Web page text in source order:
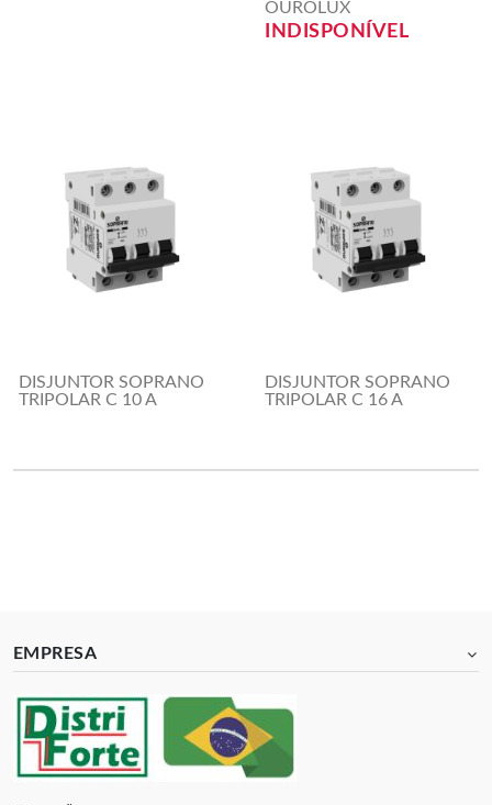
OUROLUX
INDISPONÍVEL
DISJUNTOR SOPRANO
TRIPOLAR C 10 A
DISJUNTOR SOPRANO
TRIPOLAR C 16 A
EMPRESA